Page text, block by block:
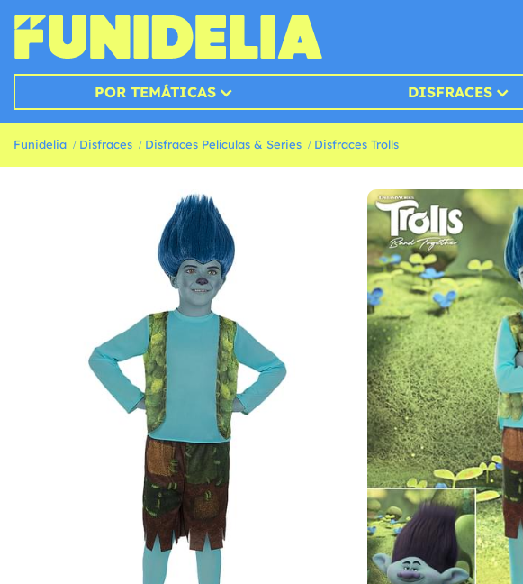
POR TEMÁTICAS DISFRACES
Funidelia Disfraces Disfraces Películas & Series Disfraces Trolls